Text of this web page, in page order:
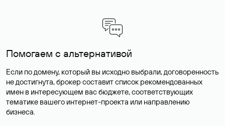
Помогаем с альтернативой
Если по домену, который вы исходно выбрали, договоренность
не достигнута, брокер составит список рекомендованных
имен в интересующем вас бюджете, соответствующих
тематике вашего интернет-проекта или направлению
бизнеса.